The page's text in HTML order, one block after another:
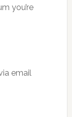
you’re
email